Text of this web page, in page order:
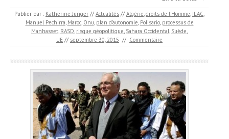
Publier par : Katherine Junger // Actualités // Algérie,droits de l'Homme, ILAC,
Manuel Pechirra, Maroc, Onu, plan d’autonomie, Polisario, processus de
Manhasset, RASD, risque géopolitique, Sahara Occidental, Suède,
UE // septembre 30, 2015 // Commentaire